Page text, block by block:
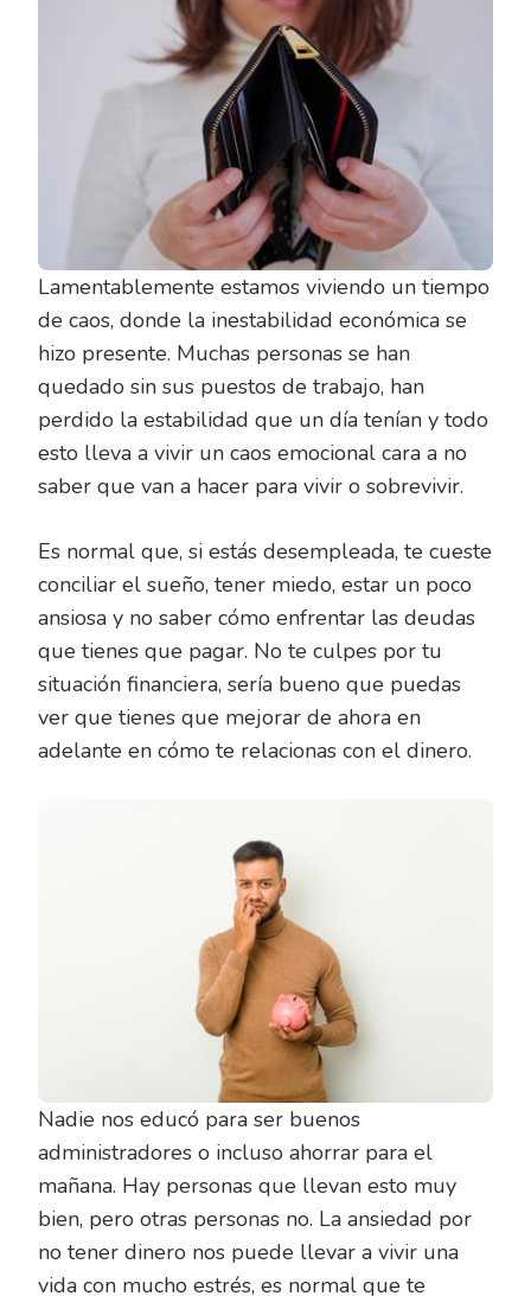
Lamentablemente estamos viviendo un tiempo
de caos, donde la inestabilidad económica se
hizo presente. Muchas personas se han
quedado sin sus puestos de trabajo, han
perdido la estabilidad que un día tenían y todo
esto lleva a vivir un caos emocional cara a no
saber que van a hacer para vivir o sobrevivir.
Es normal que, si estás desempleada, te cueste
conciliar el sueño, tener miedo, estar un poco
ansiosa y no saber cómo enfrentar las deudas
que tienes que pagar. No te culpes por tu
situación financiera, sería bueno que puedas
ver que tienes que mejorar de ahora en
adelante en cómo te relacionas con el dinero.
Nadie nos educó para ser buenos
administradores o incluso ahorrar para el
mañana. Hay personas que llevan esto muy
bien, pero otras personas no. La ansiedad por
no tener dinero nos puede llevar a vivir una
vida con mucho estrés, es normal que te